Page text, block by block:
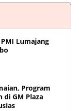
Lumajang
Program
di GM Plaza